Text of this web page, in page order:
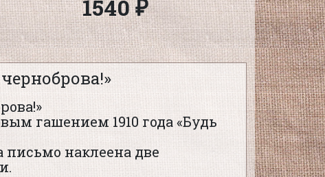
1540 ₽
гашением 1910 года «Будь
наклеена две